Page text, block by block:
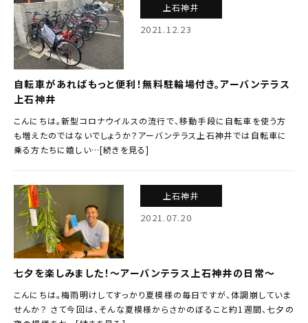
上石神井
2021.12.23
自転車があればもっと便利！無料駐輪場付き。アーバンテラス
上石神井
こんにちは。新型コロナウイルスの流行で、移動手段に自転車を使う方
も増えたのではないでしょうか？アーバンテラス上石神井では自転車に
乗る方たちに嬉しい…[続きを見る]
上石神井
2021.07.20
七夕を楽しみました！～アーバンテラス上石神井の日常～
こんにちは。梅雨明けしてすっかり夏模様の毎日ですが、体調崩していま
せんか？ さて今回は、そんな夏模様からさかのぼること約1週間、七夕の